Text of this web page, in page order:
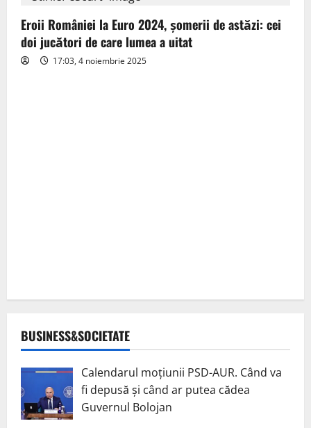
Eroii României la Euro 2024, șomerii de astăzi: cei
doi jucători de care lumea a uitat
17:03, 4 noiembrie 2025
BUSINESS&SOCIETATE
Calendarul moțiunii PSD-AUR. Când va
fi depusă și când ar putea cădea
Guvernul Bolojan